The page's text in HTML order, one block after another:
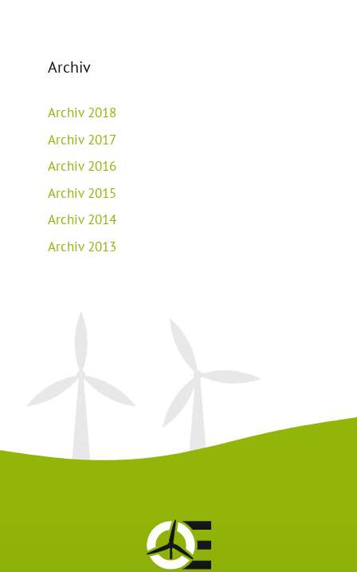
Archiv
Archiv 2018
Archiv 2017
Archiv 2016
Archiv 2015
Archiv 2014
Archiv 2013